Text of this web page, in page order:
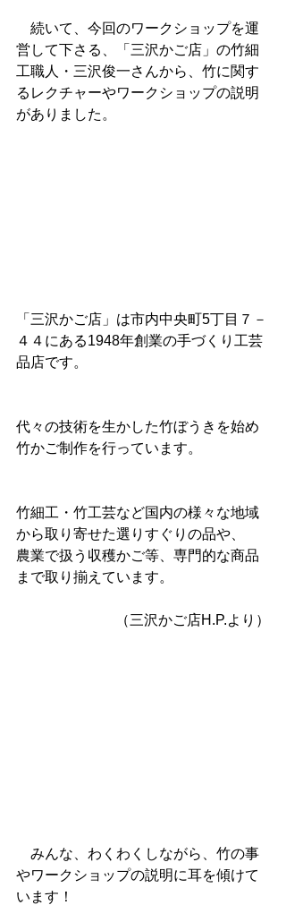
続いて、今回のワークショップを運
営して下さる、「三沢かご店」の竹細
工職人・三沢俊一さんから、竹に関す
るレクチャーやワークショップの説明
がありました。
「三沢かご店」は市内中央町5丁目７－
４４にある1948年創業の手づくり工芸
品店です。
代々の技術を生かした竹ぼうきを始め
竹かご制作を行っています。
竹細工・竹工芸など国内の様々な地域
から取り寄せた選りすぐりの品や、
農業で扱う収穫かご等、専門的な商品
まで取り揃えています。
（三沢かご店H.P.より）
みんな、わくわくしながら、竹の事
やワークショップの説明に耳を傾けて
います！